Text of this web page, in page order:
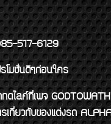
517-6129
โมชั่นดีๆก่อนใคร
ไลค์ที่เพจ
เกี่ยวกับของแต่งรถ